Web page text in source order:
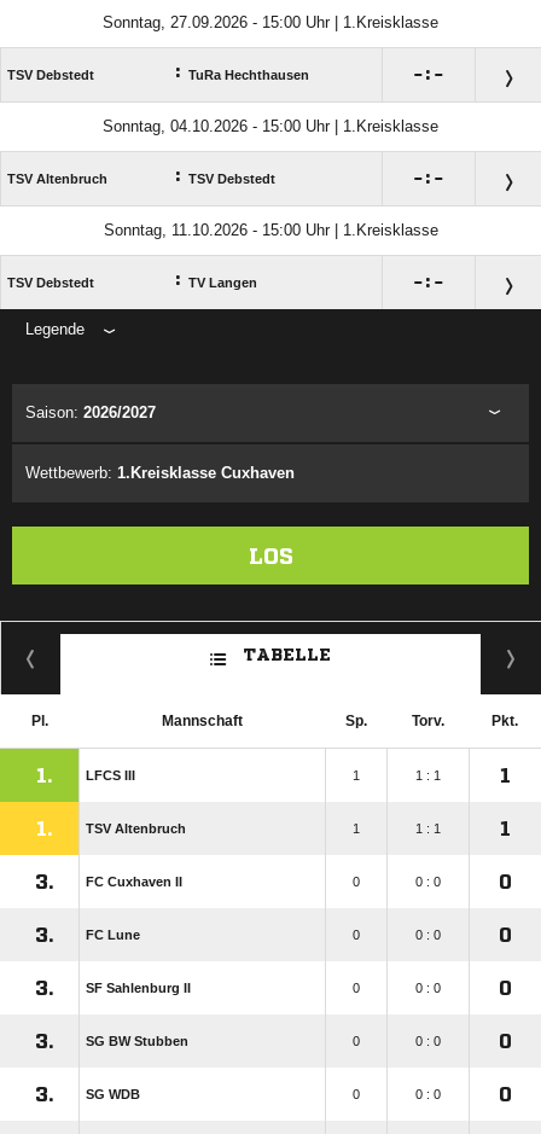
Sonntag, 27.09.2026 - 15:00 Uhr | 1.Kreisklasse
TSV Debstedt : TuRa Hechthausen : 
Sonntag, 04.10.2026 - 15:00 Uhr | 1.Kreisklasse
TSV Altenbruch : TSV Debstedt : 
Sonntag, 11.10.2026 - 15:00 Uhr | 1.Kreisklasse
TSV Debstedt : TV Langen : 
Legende
Saison: 2026/2027
Wettbewerb: 1.Kreisklasse Cuxhaven
LOS
TABELLE
Pl. Mannschaft Sp. Torv. Pkt.
1. LFCS III 1 1 : 1 1
1. TSV Altenbruch 1 1 : 1 1
3. FC Cuxhaven II 0 0 : 0 0
3. FC Lune 0 0 : 0 0
3. SF Sahlenburg II 0 0 : 0 0
3. SG BW Stubben 0 0 : 0 0
3. SG WDB 0 0 : 0 0